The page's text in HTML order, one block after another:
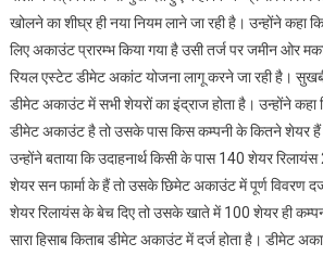
खोलने का शीघ्र ही नया नियम लाने जा रही है। उन्होंने कहा
लिए अकाउंट प्रारम्भ किया गया है उसी तर्ज पर जमीन ओर
रियल एस्टेट डीमेट अकांट योजना लागू करने जा रही है।
डीमेट अकाउंट में सभी शेयरों का इंद्राज होता है। उन्होंने कहा
डीमेट अकाउंट है तो उसके पास किस कम्पनी के कितने शेयर हैं
उन्होंने बताया कि उदाहनार्थ किसी के पास 140 शेयर
शेयर सन फार्मा के हैं तो उसके छिमेट अकाउंट में पूर्ण विवरण
शेयर रिलायंस के बेच दिए तो उसके खाते में 100 शेयर ही
सारा हिसाब किताब डीमेट अकाउंट में दर्ज होता है। डीमेट